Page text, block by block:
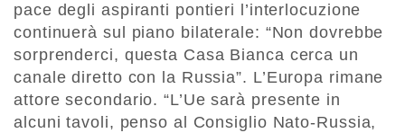
pace degli aspiranti pontieri l’interlocuzione
continuerà sul piano bilaterale: “Non dovrebbe
sorprenderci, questa Casa Bianca cerca un
canale diretto con la Russia”. L’Europa rimane
attore secondario. “L’Ue sarà presente in
alcuni tavoli, penso al Consiglio Nato-Russia,